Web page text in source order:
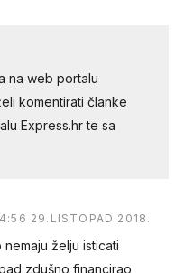
na web portalu
komentirati članke
Express.hr te sa
29.LISTOPAD 2018.
želju isticati
zdušno financirao